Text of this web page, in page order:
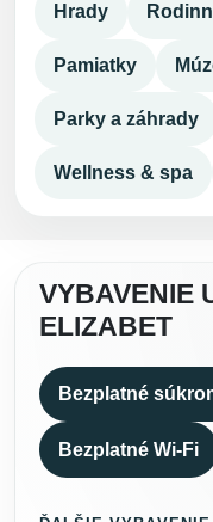
Hrady
Pamiatky
Parky a záhrady
Wellness & spa
VYBAVENIE
ELIZABET
Bezplatné
Bezplatné Wi-Fi